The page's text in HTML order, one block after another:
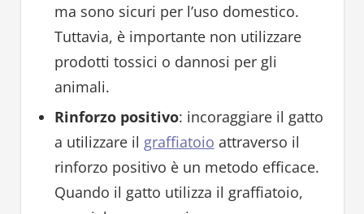
ma sono sicuri per l’uso domestico.
Tuttavia, è importante non utilizzare
prodotti tossici o dannosi per gli
animali.
Rinforzo positivo: incoraggiare il gatto
a utilizzare il graffiatoio attraverso il
rinforzo positivo è un metodo efficace.
Quando il gatto utilizza il graffiatoio,